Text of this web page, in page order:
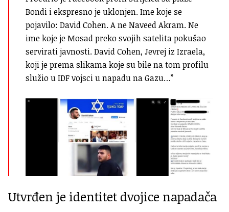
Bondi i ekspresno je uklonjen. Ime koje se
pojavilo: David Cohen. A ne Naveed Akram. Ne
ime koje je Mosad preko svojih satelita pokušao
servirati javnosti. David Cohen, Jevrej iz Izraela,
koji je prema slikama koje su bile na tom profilu
služio u IDF vojsci u napadu na Gazu…”
Utvrđen je identitet dvojice napadača